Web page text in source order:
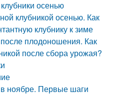
осенью
клубникой осенью. Как
клубнику к зиме
плодоношения. Как
после сбора урожая?
в ноябре. Первые шаги